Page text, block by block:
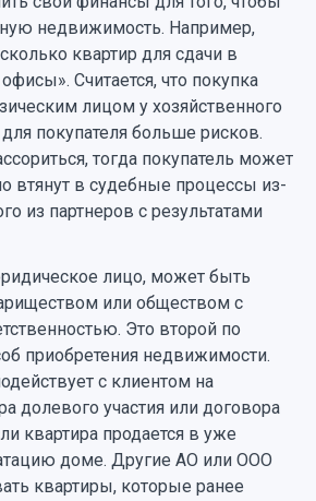
недвижимость. Например,
квартир для сдачи в
Считается, что покупка
лицом у хозяйственного
для покупателя больше рисков.
тогда покупатель может
втянут в судебные процессы из-
из партнеров с результатами
лицо, может быть
или обществом с
Это второй по
приобретения недвижимости.
с клиентом на
долевого участия или договора
квартира продается в уже
доме. Другие АО или ООО
квартиры, которые ранее